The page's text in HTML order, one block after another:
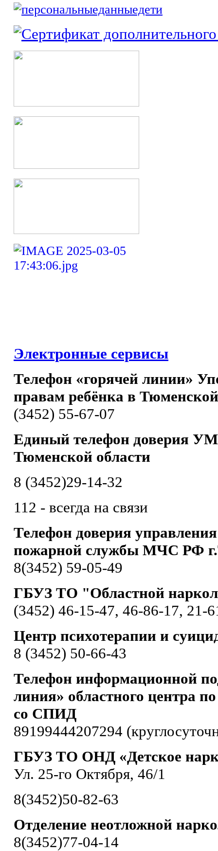
Электронные сервисы
Телефон «горячей линии»
правам ребёнка в
(3452) 55-67-07
Единый телефон доверия
Тюменской области
8 (3452)29-14-32
112 - всегда на связи
Телефон доверия
пожарной службы МЧС РФ
8(3452) 59-05-49
ГБУЗ ТО "Областной
(3452) 46-15-47, 46-86-17, 21-
Центр психотерапии и
8 (3452) 50-66-43
Телефон информационной
линия» областного центра
со СПИД
89199444207294
ГБУЗ ТО ОНД «Детское
Ул. 25-го Октября, 46/1
8(3452)50-82-63
Отделение неотложной
8(3452)77-04-14